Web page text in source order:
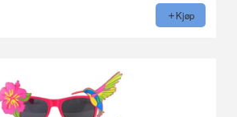
Kjøp